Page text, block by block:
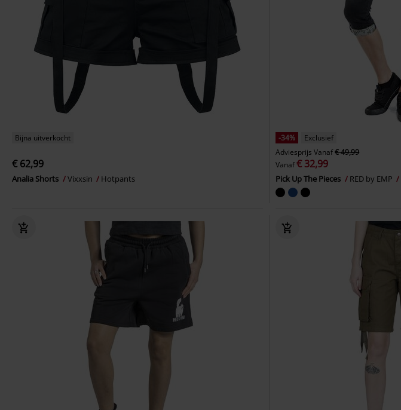
Bijna uitverkocht
€ 62,99
Analia Shorts Vixxsin Hotpants
-34%
Exclusief
Adviesprijs Vanaf€ 49,99
Vanaf€ 32,99
Pick Up The Pieces RED by EMP